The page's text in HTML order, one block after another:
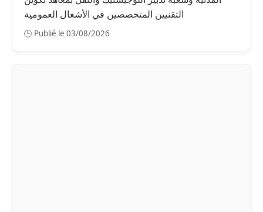
التقنيين المتخصصين في الأشغال العمومية
🕒 Publié le 03/08/2026